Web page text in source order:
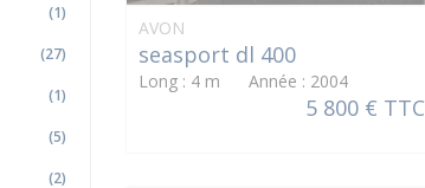
(1)
(27)
(1)
(5)
(2)
AVON
seasport dl 400
Long : 4 m Année : 2004
5 800 € TTC